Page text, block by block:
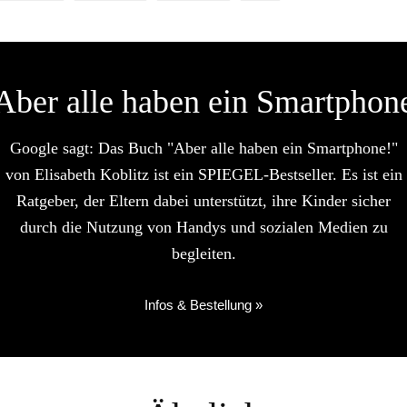
alle haben ein
Google sagt: Das Buch "Aber alle haben ein Smartphone!"
von Elisabeth Koblitz ist ein SPIEGEL-Bestseller. Es ist ein
Ratgeber, der Eltern dabei unterstützt, ihre Kinder sicher
durch die Nutzung von Handys und sozialen Medien zu
begleiten.
Infos & Bestellung »